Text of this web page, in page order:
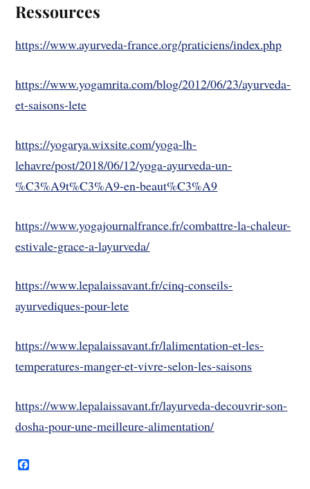
Ressources
https://www.ayurveda-france.org/praticiens/index.php
https://www.yogamrita.com/blog/2012/06/23/ayurveda-
et-saisons-lete
https://yogarya.wixsite.com/yoga-lh-
lehavre/post/2018/06/12/yoga-ayurveda-un-
%C3%A9t%C3%A9-en-beaut%C3%A9
https://www.yogajournalfrance.fr/combattre-la-chaleur-
estivale-grace-a-layurveda/
https://www.lepalaissavant.fr/cinq-conseils-
ayurvediques-pour-lete
https://www.lepalaissavant.fr/lalimentation-et-les-
temperatures-manger-et-vivre-selon-les-saisons
https://www.lepalaissavant.fr/layurveda-decouvrir-son-
dosha-pour-une-meilleure-alimentation/